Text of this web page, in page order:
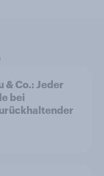
& Co.: Jeder
bei